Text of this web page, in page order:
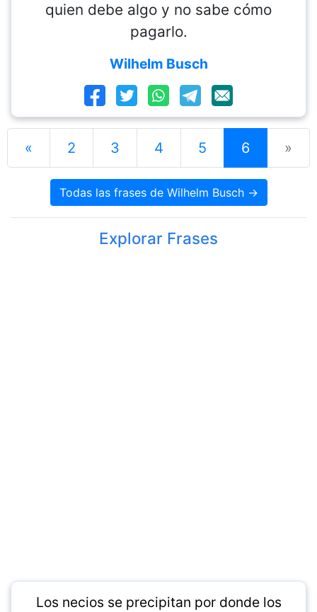
quien debe algo y no sabe cómo
pagarlo.
Wilhelm Busch
« 2 3 4 5 6 »
Todas las frases de Wilhelm Busch →
Explorar Frases
Los necios se precipitan por donde los